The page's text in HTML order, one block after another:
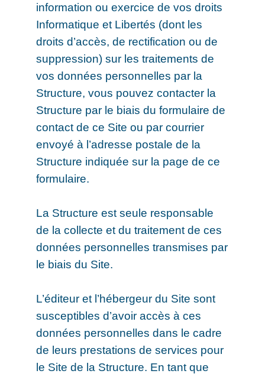
information ou exercice de vos droits
Informatique et Libertés (dont les
droits d’accès, de rectification ou de
suppression) sur les traitements de
vos données personnelles par la
Structure, vous pouvez contacter la
Structure par le biais du formulaire de
contact de ce Site ou par courrier
envoyé à l’adresse postale de la
Structure indiquée sur la page de ce
formulaire.
La Structure est seule responsable
de la collecte et du traitement de ces
données personnelles transmises par
le biais du Site.
L’éditeur et l’hébergeur du Site sont
susceptibles d’avoir accès à ces
données personnelles dans le cadre
de leurs prestations de services pour
le Site de la Structure. En tant que